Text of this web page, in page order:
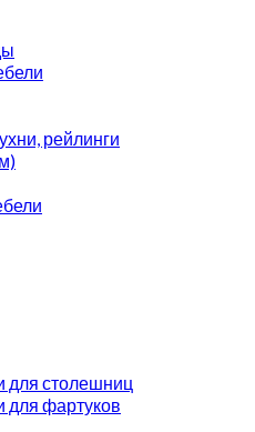
рейлинги
для столешниц
для фартуков